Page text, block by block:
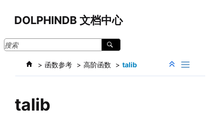
DOLPHINDB 文档中心
函数参考 高阶函数 talib
talib